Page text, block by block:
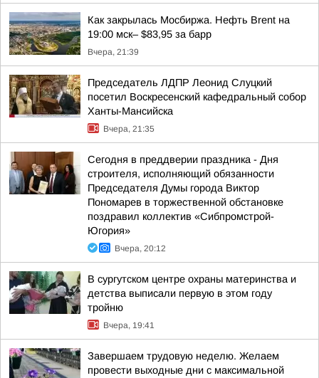
Как закрылась Мосбиржа. Нефть Brent на
19:00 мск– $83,95 за барр
Вчера, 21:39
Председатель ЛДПР Леонид Слуцкий
посетил Воскресенский кафедральный собор
Ханты-Мансийска
Вчера, 21:35
Сегодня в преддверии праздника - Дня
строителя, исполняющий обязанности
Председателя Думы города Виктор
Пономарев в торжественной обстановке
поздравил коллектив «Сибпромстрой-
Югория»
Вчера, 20:12
В сургутском центре охраны материнства и
детства выписали первую в этом году
тройню
Вчера, 19:41
Завершаем трудовую неделю. Желаем
провести выходные дни с максимальной